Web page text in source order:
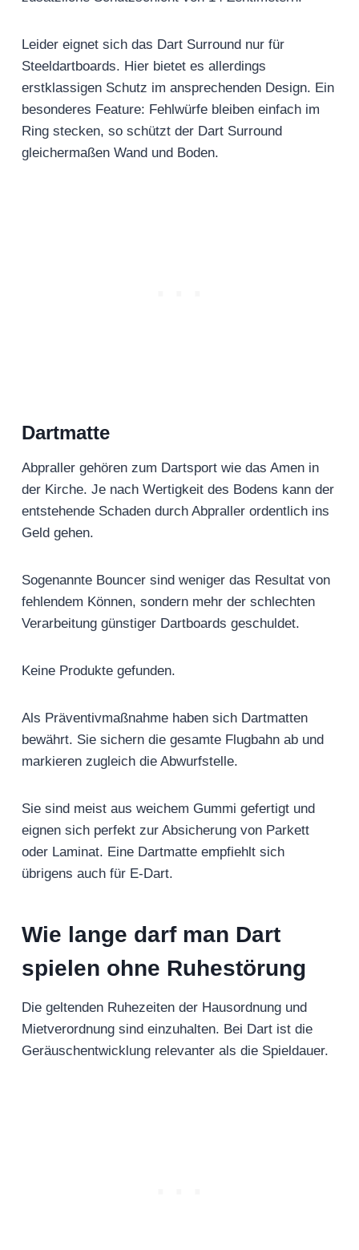
Leider eignet sich das Dart Surround nur für
Steeldartboards. Hier bietet es allerdings
erstklassigen Schutz im ansprechenden Design. Ein
besonderes Feature: Fehlwürfe bleiben einfach im
Ring stecken, so schützt der Dart Surround
gleichermaßen Wand und Boden.
Dartmatte
Abpraller gehören zum Dartsport wie das Amen in
der Kirche. Je nach Wertigkeit des Bodens kann der
entstehende Schaden durch Abpraller ordentlich ins
Geld gehen.
Sogenannte Bouncer sind weniger das Resultat von
fehlendem Können, sondern mehr der schlechten
Verarbeitung günstiger Dartboards geschuldet.
Keine Produkte gefunden.
Als Präventivmaßnahme haben sich Dartmatten
bewährt. Sie sichern die gesamte Flugbahn ab und
markieren zugleich die Abwurfstelle.
Sie sind meist aus weichem Gummi gefertigt und
eignen sich perfekt zur Absicherung von Parkett
oder Laminat. Eine Dartmatte empfiehlt sich
übrigens auch für E-Dart.
Wie lange darf man Dart
spielen ohne Ruhestörung
Die geltenden Ruhezeiten der Hausordnung und
Mietverordnung sind einzuhalten. Bei Dart ist die
Geräuschentwicklung relevanter als die Spieldauer.